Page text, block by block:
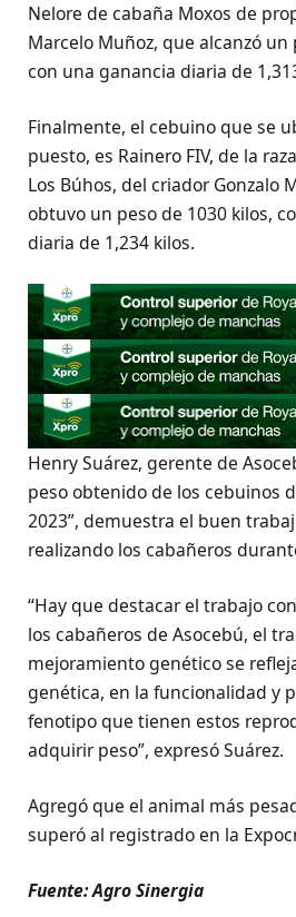
Nelore de cabaña Moxos de
Marcelo Muñoz, que alcanzó un
con una ganancia diaria de
Finalmente, el cebuino que se
puesto, es Rainero FIV, de la
Los Búhos, del criador Gonzalo
obtuvo un peso de 1030 kilos,
diaria de 1,234 kilos.
Henry Suárez, gerente de
peso obtenido de los cebuinos
2023”, demuestra el buen
realizando los cabañeros
“Hay que destacar el trabajo
los cabañeros de Asocebú, el
mejoramiento genético se
genética, en la funcionalidad y
fenotipo que tienen estos
adquirir peso”, expresó Suárez.
Agregó que el animal más
superó al registrado en la
Fuente: Agro Sinergia